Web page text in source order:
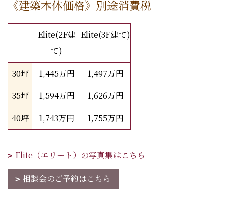
《建築本体価格》別途消費税
Elite(2F建
て)
Elite(3F建て)
30坪 1,445万円
1,497万円
35坪
1,594万円
1,626万円
40坪
1,743万円 1,755万円
Elite（エリート）の写真集はこちら
相談会のご予約はこちら